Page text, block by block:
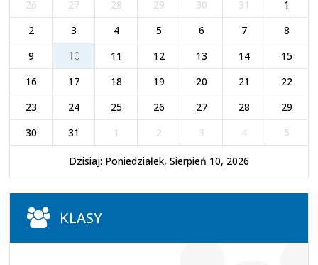
26 27 28 29 30 31
1
2
3 4 5 6 7
8
9
10 11 12 13 14
15
16
17 18 19 20 21
22
23
24 25 26 27 28
29
30
31 1 2 3 4 5
Dzisiaj: Poniedziałek, Sierpień 10, 2026
KLASY